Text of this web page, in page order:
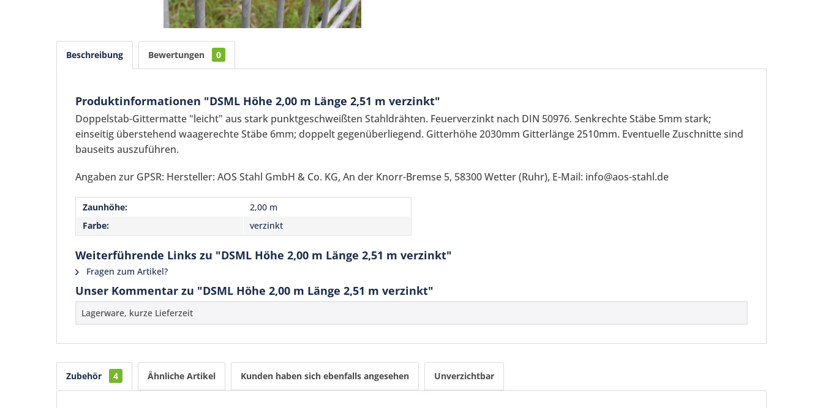
Beschreibung Bewertungen 0
Produktinformationen "DSML Höhe 2,00 m Länge 2,51 m verzinkt"
Doppelstab-Gittermatte "leicht" aus stark punktgeschweißten Stahldrähten. Feuerverzinkt nach DIN 50976. Senkrechte Stäbe 5mm stark;
einseitig überstehend waagerechte Stäbe 6mm; doppelt gegenüberliegend. Gitterhöhe 2030mm Gitterlänge 2510mm. Eventuelle Zuschnitte sind
bauseits auszuführen.
Angaben zur GPSR: Hersteller: AOS Stahl GmbH & Co. KG, An der Knorr-Bremse 5, 58300 Wetter (Ruhr), E-Mail: info@aos-stahl.de
Zaunhöhe:
2,00 m
Farbe:
verzinkt
Weiterführende Links zu "DSML Höhe 2,00 m Länge 2,51 m verzinkt"
Fragen zum Artikel?
Unser Kommentar zu "DSML Höhe 2,00 m Länge 2,51 m verzinkt"
Lagerware, kurze Lieferzeit
Zubehör 4 Ähnliche Artikel Kunden haben sich ebenfalls angesehen Unverzichtbar